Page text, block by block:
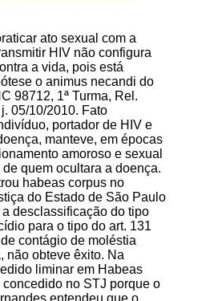
ato sexual com a
HIV não configura
a vida, pois está
o animus necandi do
98712, 1ª Turma, Rel.
05/10/2010. Fato
portador de HIV e
manteve, em épocas
amoroso e sexual
quem ocultara a doença.
habeas corpus no
do Estado de São Paulo
desclassificação do tipo
para o tipo do art. 131
contágio de moléstia
não obteve êxito. Na
liminar em Habeas
no STJ porque o
entendeu que o